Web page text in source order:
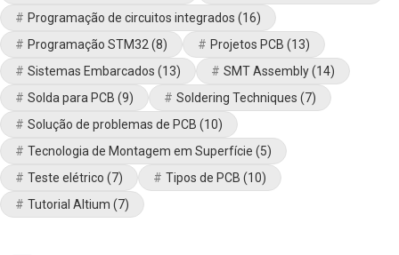
Programação de circuitos integrados (16)
Programação STM32(8) Projetos PCB (13)
Sistemas Embarcados (13) SMT Assembly(14)
Solda para PCB (9) Soldering Techniques (7)
Solução de problemas de PCB (10)
Tecnologia de Montagem em Superfície (5)
Teste elétrico (7) Tipos de PCB (10)
Tutorial Altium (7)